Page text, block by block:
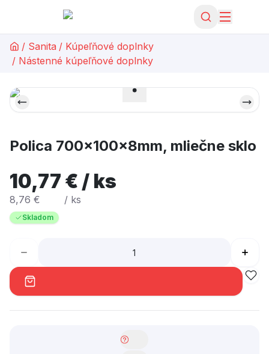
/ Sanita / Kúpeľňové doplnky
/ Nástenné kúpeľňové doplnky
Polica 700x100x8mm, mliečne sklo
10,77 € / ks
8,76 € / ks
Skladom